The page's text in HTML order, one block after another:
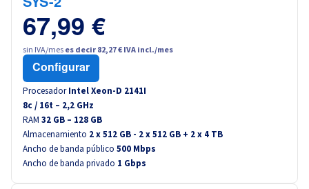
SYS-2
67,99 €
sin IVA/mes es decir 82,27 € IVA incl./mes
Configurar
Procesador Intel Xeon-D 2141I
8c / 16t – 2,2 GHz
RAM 32 GB – 128 GB
Almacenamiento 2 x 512 GB - 2 x 512 GB + 2 x 4 TB
Ancho de banda público 500 Mbps
Ancho de banda privado 1 Gbps